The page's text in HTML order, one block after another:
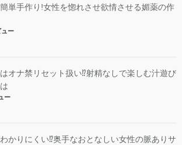
単手作り!女性を惚れさせ欲情させる媚薬の作
ュー
オナ禁リセット扱い⁉︎射精なしで楽しむ汁遊び
ー
かりにくい⁉︎奥手なおとなしい女性の脈ありサ